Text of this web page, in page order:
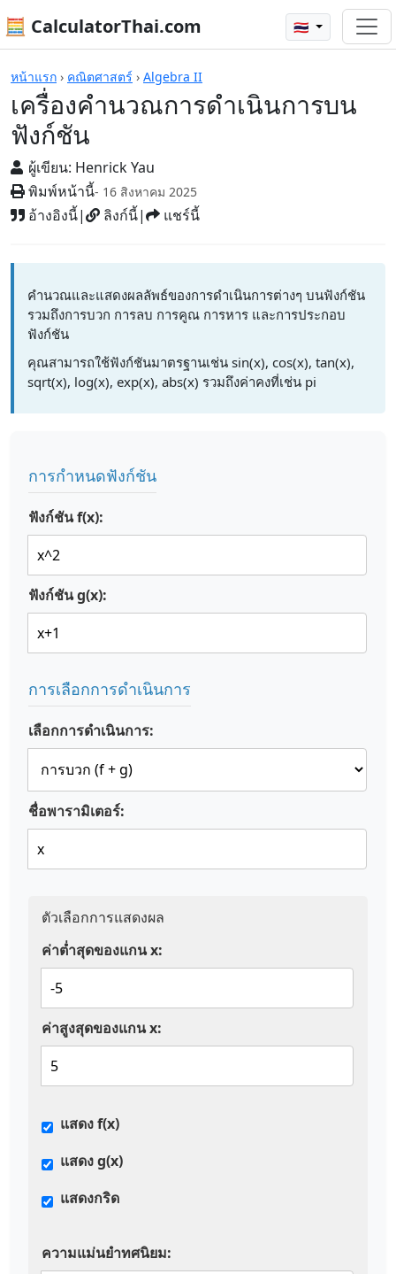
🧮 CalculatorThai.com 🇹🇭
หน้าแรก › คณิตศาสตร์ › Algebra II
เครื่องคำนวณการดำเนินการบน
ฟังก์ชัน
ผู้เขียน: Henrick Yau
พิมพ์หน้านี้- 16 สิงหาคม 2025
อ้างอิงนี้| ลิงก์นี้| แชร์นี้
เครื่องคิดเลข
คำนวณและแสดงผลลัพธ์ของการดำเนินการต่างๆ บนฟังก์ชัน
รวมถึงการบวก การลบ การคูณ การหาร และการประกอบ
ฟังก์ชัน
คุณสามารถใช้ฟังก์ชันมาตรฐานเช่น sin(x), cos(x), tan(x),
sqrt(x), log(x), exp(x), abs(x) รวมถึงค่าคงที่เช่น pi
การกำหนดฟังก์ชัน
ฟังก์ชัน f(x):
ฟังก์ชัน g(x):
การเลือกการดำเนินการ
เลือกการดำเนินการ:
ชื่อพารามิเตอร์:
ตัวเลือกการแสดงผล
ค่าต่ำสุดของแกน x:
ค่าสูงสุดของแกน x:
แสดง f(x)
แสดง g(x)
แสดงกริด
ความแม่นยำทศนิยม: